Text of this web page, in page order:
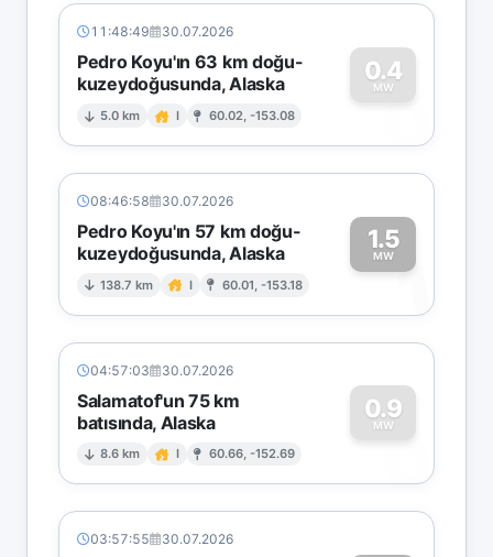
11:48:49 30.07.2026
Pedro Koyu'ın 63 km doğu-
kuzeydoğusunda, Alaska
5.0 km I 60.02, -153.08
0.4
MW
0
08:46:58 30.07.2026
Pedro Koyu'ın 57 km doğu-
kuzeydoğusunda, Alaska
138.7 km I 60.01, -153.18
1.5
MW1
04:57:03 30.07.2026
Salamatof'un 75 km
batısında, Alaska
8.6 km I 60.66, -152.69
0.9
MW
0
03:57:55 30.07.2026